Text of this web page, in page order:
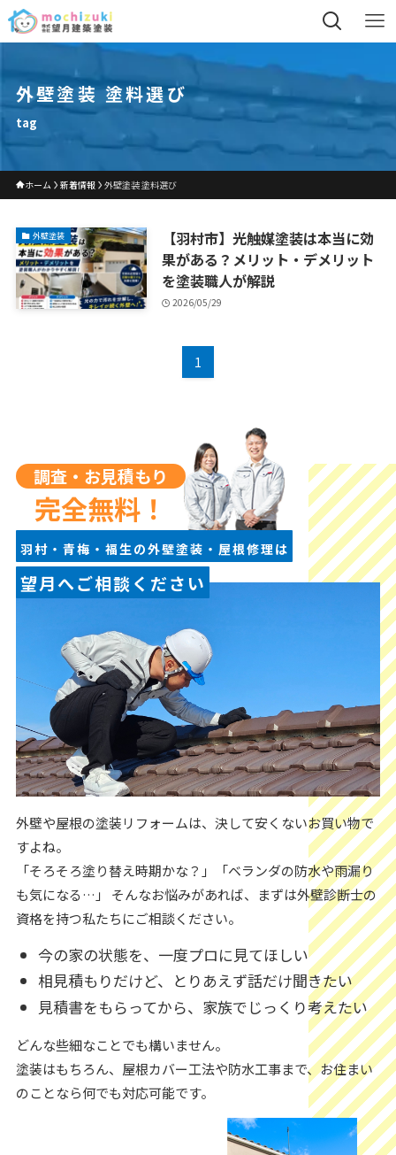
外壁塗装 塗料選び
tag
ホーム 新着情報 外壁塗装 塗料選び
外壁塗装
【羽村市】光触媒塗装は本当に効
果がある？メリット・デメリット
を塗装職人が解説
2026/05/29
1
調査・お見積もり
完全無料！
羽村・青梅・福生の外壁塗装・屋根修理は
望月へご相談ください
外壁や屋根の塗装リフォームは、決して安くないお買い物で
すよね。
「そろそろ塗り替え時期かな？」「ベランダの防水や雨漏り
も気になる…」 そんなお悩みがあれば、まずは外壁診断士の
資格を持つ私たちにご相談ください。
今の家の状態を、一度プロに見てほしい
相見積もりだけど、とりあえず話だけ聞きたい
見積書をもらってから、家族でじっくり考えたい
どんな些細なことでも構いません。
塗装はもちろん、屋根カバー工法や防水工事まで、お住まい
のことなら何でも対応可能です。